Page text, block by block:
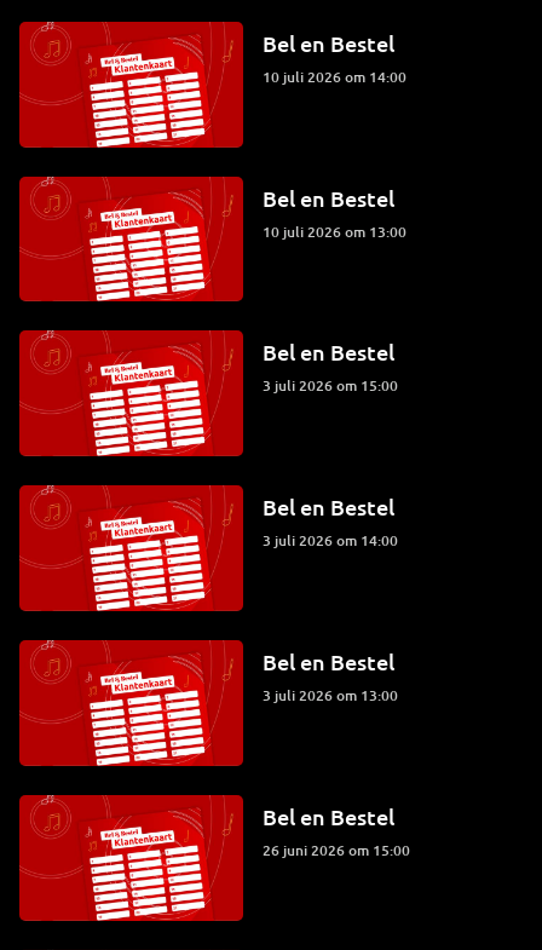
Bel en Bestel
10 juli 2026 om 14:00
Bel en Bestel
10 juli 2026 om 13:00
Bel en Bestel
3 juli 2026 om 15:00
Bel en Bestel
3 juli 2026 om 14:00
Bel en Bestel
3 juli 2026 om 13:00
Bel en Bestel
26 juni 2026 om 15:00